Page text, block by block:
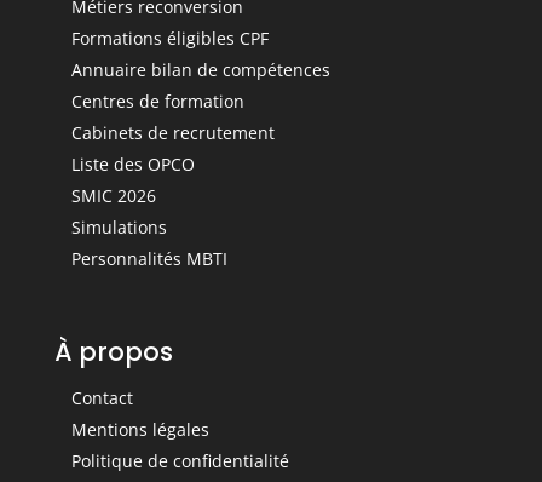
Métiers reconversion
Formations éligibles CPF
Annuaire bilan de compétences
Centres de formation
Cabinets de recrutement
Liste des OPCO
SMIC 2026
Simulations
Personnalités MBTI
À propos
Contact
Mentions légales
Politique de confidentialité